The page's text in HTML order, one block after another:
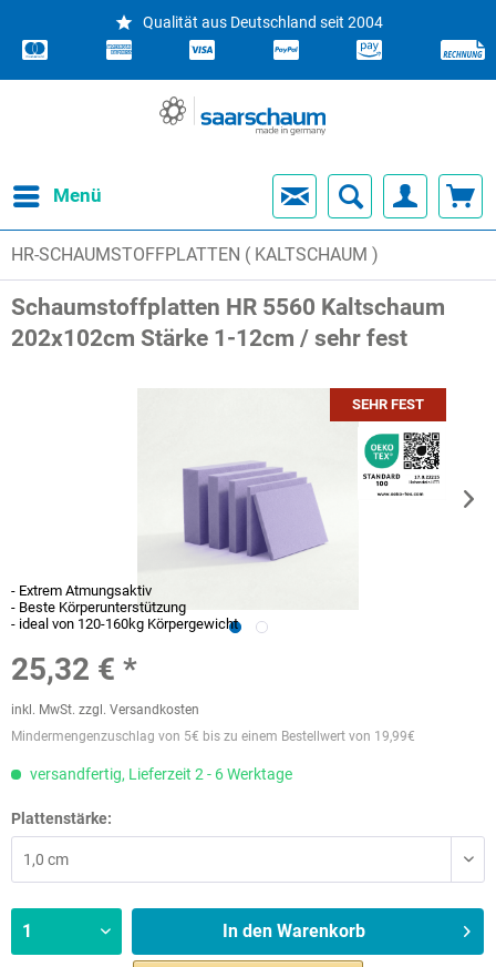
Qualität aus Deutschland seit 2004
Menü
HR-SCHAUMSTOFFPLATTEN ( KALTSCHAUM )
Schaumstoffplatten HR 5560 Kaltschaum
202x102cm Stärke 1-12cm / sehr fest
SEHR FEST
- Extrem Atmungsaktiv
- Beste Körperunterstützung
- ideal von 120-160kg Körpergewicht
25,32 € *
inkl. MwSt. zzgl. Versandkosten
Mindermengenzuschlag von 5€ bis zu einem Bestellwert von 19,99€
versandfertig, Lieferzeit 2 - 6 Werktage
Plattenstärke:
In den Warenkorb